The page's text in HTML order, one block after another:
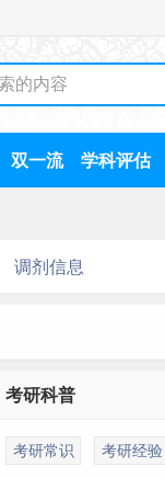
双一流 学科评估
调剂信息
考研科普
考研常识 考研经验